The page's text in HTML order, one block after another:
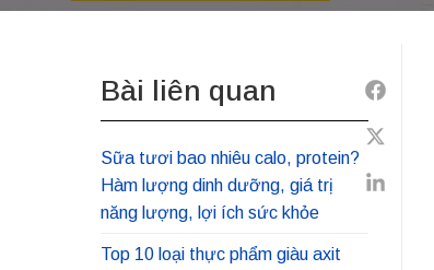
Bài liên quan
Sữa tươi bao nhiêu calo, protein?
Hàm lượng dinh dưỡng, giá trị
năng lượng, lợi ích sức khỏe
Top 10 loại thực phẩm giàu axit
Share
to
Share
to
Share